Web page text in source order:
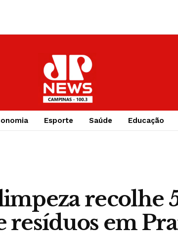
Esporte Saúde Educação
recolhe
resíduos em